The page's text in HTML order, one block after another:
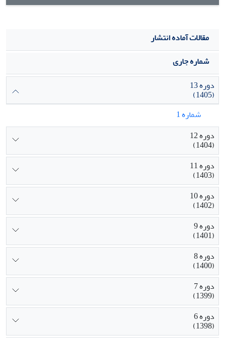
مقالات آماده انتشار
شماره جاری
دوره 13
(1405)
شماره 1
دوره 12
(1404)
دوره 11
(1403)
دوره 10
(1402)
دوره 9
(1401)
دوره 8
(1400)
دوره 7
(1399)
دوره 6
(1398)